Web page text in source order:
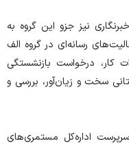
که خبرنگاری نیز جزو این گروه به
رسانه‌ای در گروه الف
کار، درخواست بازنشستگی
سخت و زیان‌آور، بررسی و
سرپرست اداره‌کل مستمری‌های